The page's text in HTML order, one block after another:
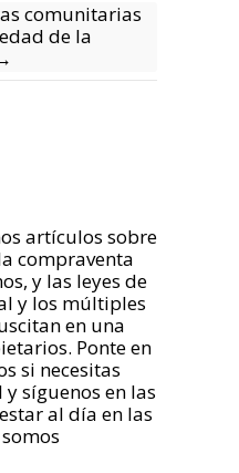
comunitarias
de la
artículos sobre
compraventa
y las leyes de
y los múltiples
en una
Ponte en
si necesitas
síguenos en las
al día en las